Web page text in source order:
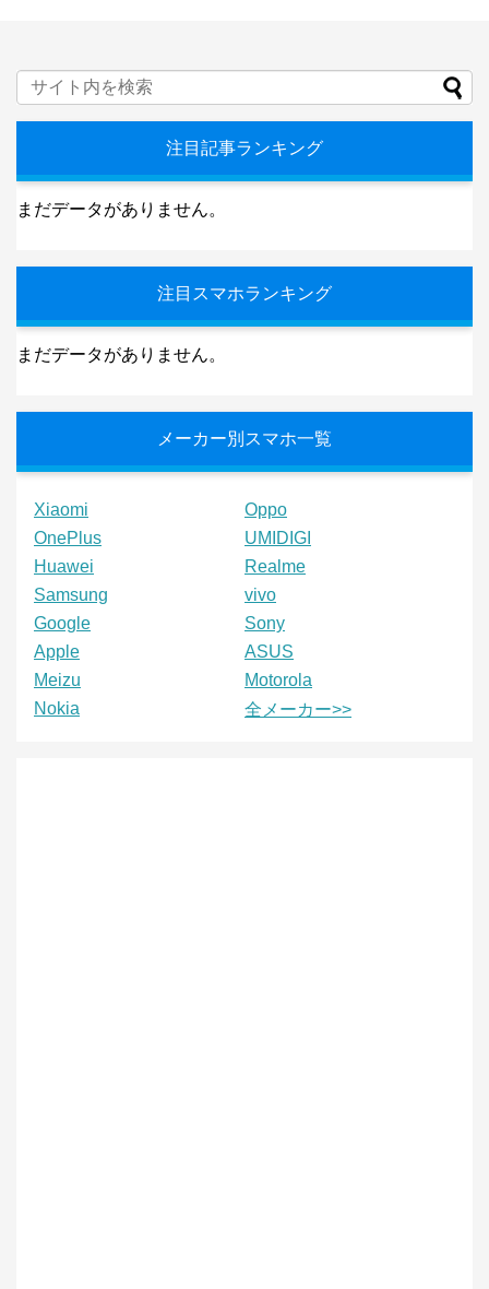
注目記事ランキング
まだデータがありません。
注目スマホランキング
まだデータがありません。
メーカー別スマホ一覧
Xiaomi
Oppo
OnePlus
UMIDIGI
Huawei
Realme
Samsung
vivo
Google
Sony
Apple
ASUS
Meizu
Motorola
Nokia
全メーカー>>